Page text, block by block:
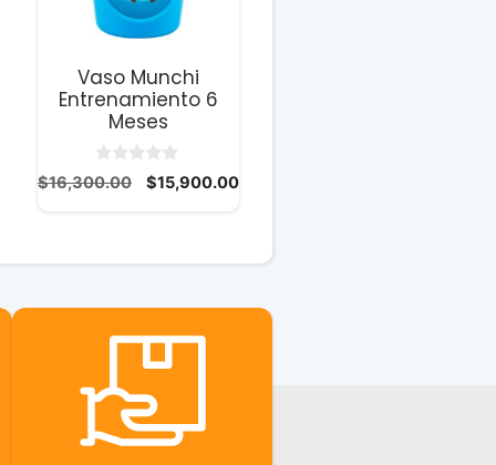
Vaso Munchi
Entrenamiento 6
Meses
0
d
$16,300.00
El
$15,900.00El